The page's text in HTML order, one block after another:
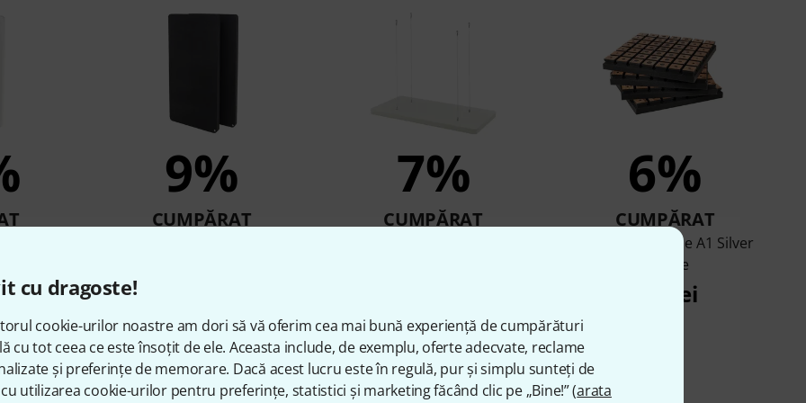
cu dragoste!
cookie-urilor noastre am dori să vă oferim cea mai bună experiență de cumpărături
cu tot ceea ce este însoțit de ele. Aceasta include, de exemplu, oferte adecvate, reclame
și preferințe de memorare. Dacă acest lucru este în regulă, pur și simplu sunteți de
utilizarea cookie-urilor pentru preferințe, statistici și marketing făcând clic pe „Bine!” (arata
9%
CUMPĂRAT
7%
CUMPĂRAT
6%
CUMPĂRAT
t.akustik Highline A1 Silver
Spruce
777 lei
Compară